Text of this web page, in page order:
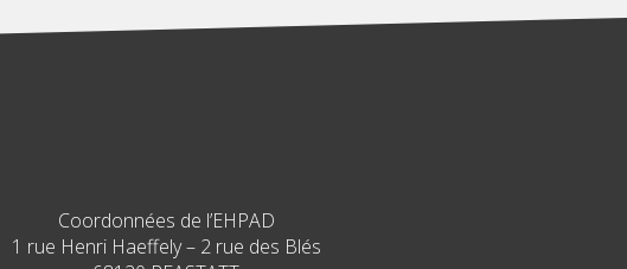
Coordonnées de l’EHPAD
1 rue Henri Haeffely – 2 rue des Blés